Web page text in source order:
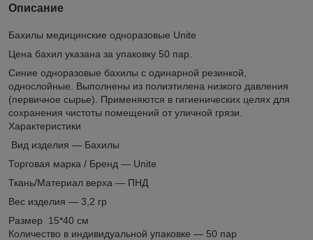
Описание
Бахилы медицинские одноразовые Unite
Цена бахил указана за упаковку 50 пар.
Синие одноразовые бахилы с одинарной резинкой,
однослойные. Выполнены из полиэтилена низкого давления
(первичное сырье). Применяются в гигиенических целях для
сохранения чистоты помещений от уличной грязи.
Характеристики
Вид изделия — Бахилы
Торговая марка / Бренд — Unite
Ткань/Материал верха — ПНД
Вес изделия — 3,2 гр
Размер 15*40 см
Количество в индивидуальной упаковке — 50 пар